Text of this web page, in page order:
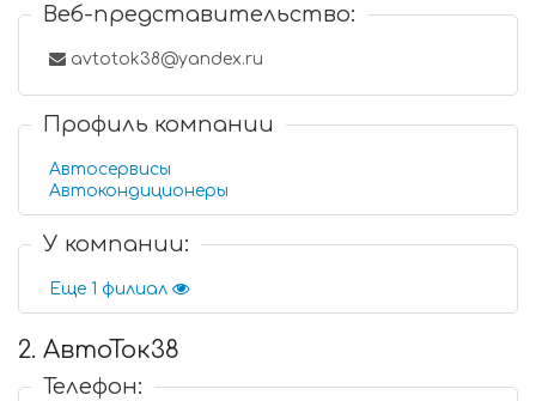
Веб-представительство:
avtotok38@yandex.ru
Профиль компании
Автосервисы
Автокондиционеры
У компании:
Еще 1 филиал
2. АвтоТок38
Телефон: